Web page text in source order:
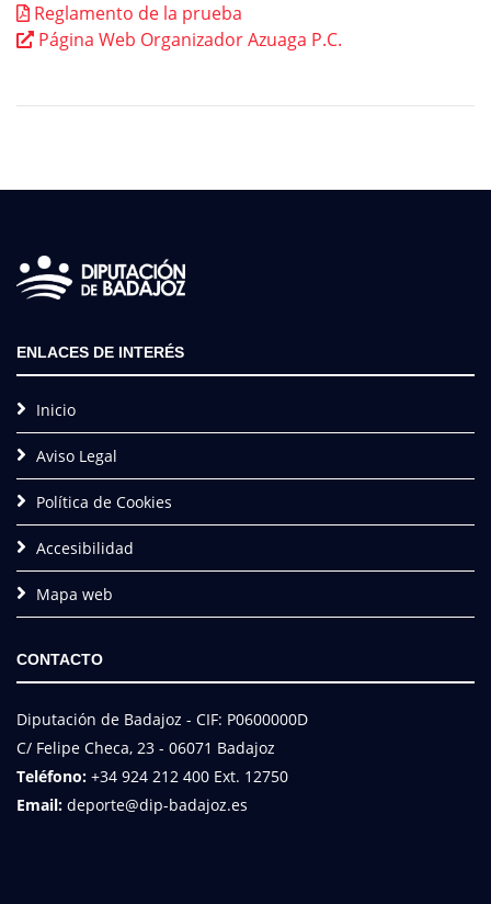
Reglamento de la prueba
Página Web Organizador Azuaga P.C.
ENLACES DE INTERÉS
Inicio
Aviso Legal
Política de Cookies
Accesibilidad
Mapa web
CONTACTO
Diputación de Badajoz - CIF: P0600000D
C/ Felipe Checa, 23 - 06071 Badajoz
Teléfono: +34 924 212 400 Ext. 12750
Email: deporte@dip-badajoz.es